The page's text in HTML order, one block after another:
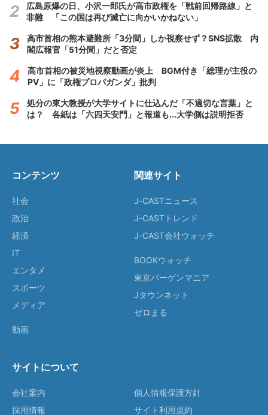
広島原爆の日、小沢一郎氏が高市政権を「戦前回帰路線」と
非難 「この国は再び滅亡に向かいかねない」
高市首相の熊本避難所「3分間」しか視察せず？SNS拡散 内
閣広報官「51分間」だと否定
高市首相の被災地視察動画が炎上 BGM付き「総理が主役の
PV」に「政権プロパガンダ」批判
処分の東大教授が大学サイトに仕込んだ「不適切な言葉」と
は？ 各紙は「六四天安門」と報道も...大学側は説明拒否
コンテンツ
社会
政治
経済
IT
エンタメ
スポーツ
メディア
動画
関連サイト
J-CASTニュース
J-CASTトレンド
J-CAST会社ウォッチ
BOOKウォッチ
東京バーゲンマニア
Jタウンネット
ゼロまる
サイトについて
会社案内
採用情報
個人情報保護方針
サイト利用規約